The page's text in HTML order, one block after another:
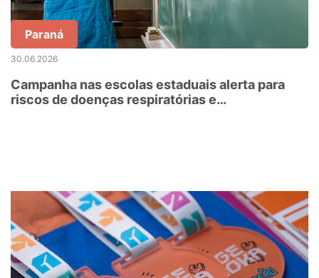
Paraná
30.06.2026
Campanha nas escolas estaduais alerta para
riscos de doenças respiratórias e